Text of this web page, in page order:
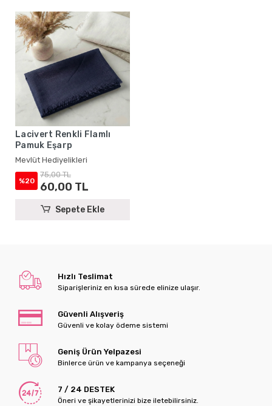
Lacivert Renkli Flamlı
Pamuk Eşarp
Mevlüt Hediyelikleri
%20
75,00 TL
60,00 TL
Sepete Ekle
Hızlı Teslimat
Siparişleriniz en kısa sürede elinize ulaşır.
Güvenli Alışveriş
Güvenli ve kolay ödeme sistemi
Geniş Ürün Yelpazesi
Binlerce ürün ve kampanya seçeneği
7 / 24 DESTEK
Öneri ve şikayetlerinizi bize iletebilirsiniz.